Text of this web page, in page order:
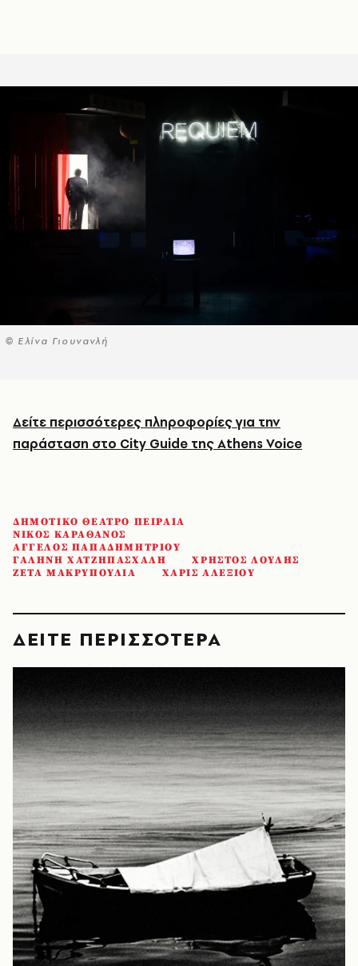
© Ελίνα Γιουνανλή
Δείτε περισσότερες πληροφορίες για την
παράσταση στο City Guide της Athens Voice
ΔΗΜΟΤΙΚΟ ΘΕΑΤΡΟ ΠΕΙΡΑΙΑ
ΝΙΚΟΣ ΚΑΡΑΘΑΝΟΣ
ΑΓΓΕΛΟΣ ΠΑΠΑΔΗΜΗΤΡΙΟΥ
ΓΑΛΗΝΗ ΧΑΤΖΗΠΑΣΧΑΛΗ
ΧΡΗΣΤΟΣ ΛΟΥΛΗΣ
ΖΕΤΑ ΜΑΚΡΥΠΟΥΛΙΑ
ΧΑΡΙΣ ΑΛΕΞΙΟΥ
ΔΕΙΤΕ ΠΕΡΙΣΣΟΤΕΡΑ